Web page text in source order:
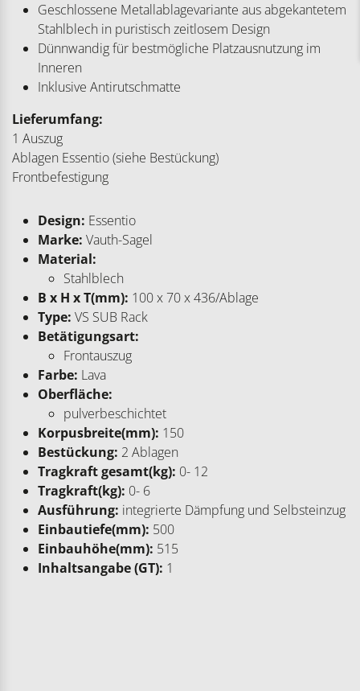
Geschlossene Metallablagevariante aus abgekantetem
Stahlblech in puristisch zeitlosem Design
Dünnwandig für bestmögliche Platzausnutzung im
Inneren
Inklusive Antirutschmatte
Lieferumfang:
1 Auszug
Ablagen Essentio (siehe Bestückung)
Frontbefestigung
Design: Essentio
Marke: Vauth-Sagel
Material:
Stahlblech
B x H x T(mm): 100 x 70 x 436/Ablage
Type: VS SUB Rack
Betätigungsart:
Frontauszug
Farbe: Lava
Oberfläche:
pulverbeschichtet
Korpusbreite(mm): 150
Bestückung: 2 Ablagen
Tragkraft gesamt(kg): 0- 12
Tragkraft(kg): 0- 6
Ausführung: integrierte Dämpfung und Selbsteinzug
Einbautiefe(mm): 500
Einbauhöhe(mm): 515
Inhaltsangabe (GT): 1